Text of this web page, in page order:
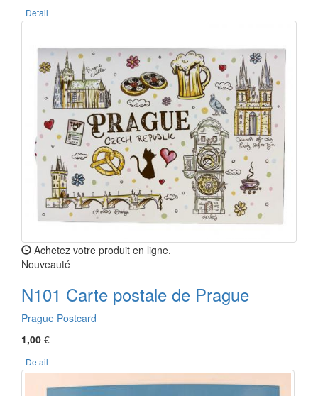
Detail
Achetez votre produit en ligne.
Nouveauté
N101 Carte postale de Prague
Prague Postcard
1,00 €
Detail